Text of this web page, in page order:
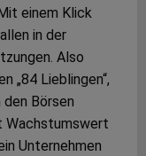
einem Klick
in der
Also
„84 Lieblingen“,
Börsen
Wachstumswert
Unternehmen